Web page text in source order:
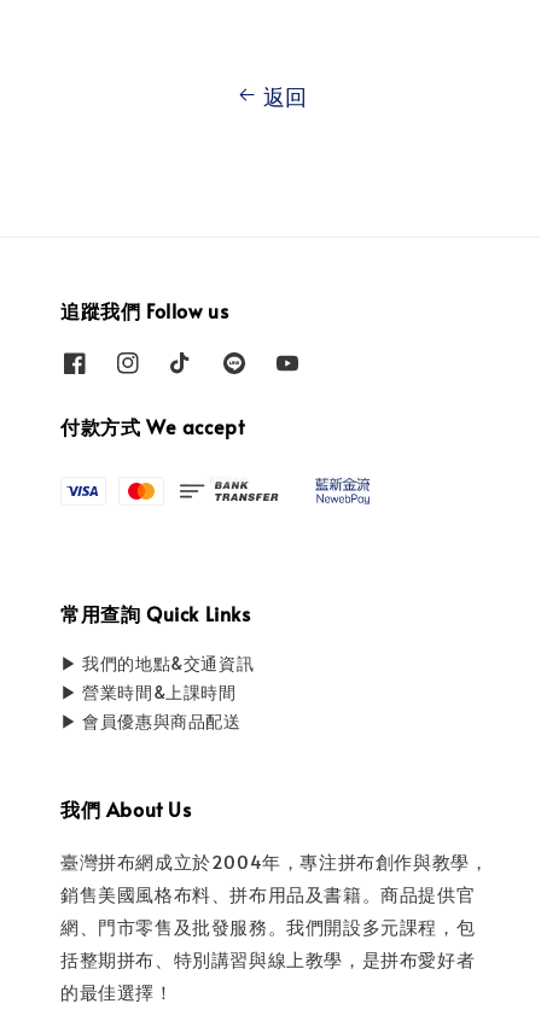
返回
追蹤我們 Follow us
付款方式 We accept
常用查詢 Quick Links
▶ 我們的地點&交通資訊
▶ 營業時間&上課時間
▶ 會員優惠與商品配送
我們 About Us
臺灣拼布網成立於2004年，專注拼布創作與教學，
銷售美國風格布料、拼布用品及書籍。商品提供官
網、門市零售及批發服務。我們開設多元課程，包
括整期拼布、特別講習與線上教學，是拼布愛好者
的最佳選擇！